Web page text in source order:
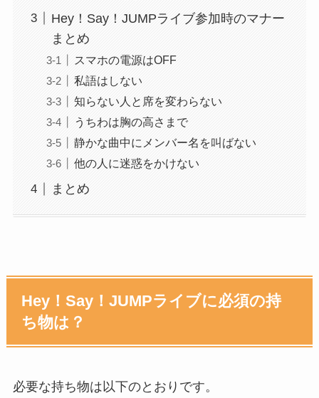
Hey！Say！JUMPライブ参加時のマナー
まとめ
スマホの電源はOFF
私語はしない
知らない人と席を変わらない
うちわは胸の高さまで
静かな曲中にメンバー名を叫ばない
他の人に迷惑をかけない
まとめ
Hey！Say！JUMPライブに必須の持
ち物は？
必要な持ち物は以下のとおりです。